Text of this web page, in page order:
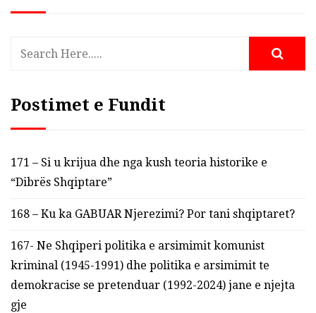
Postimet e Fundit
171 – Si u krijua dhe nga kush teoria historike e
“Dibrës Shqiptare”
168 – Ku ka GABUAR Njerezimi? Por tani shqiptaret?
167- Ne Shqiperi politika e arsimimit komunist
kriminal (1945-1991) dhe politika e arsimimit te
demokracise se pretenduar (1992-2024) jane e njejta
gje